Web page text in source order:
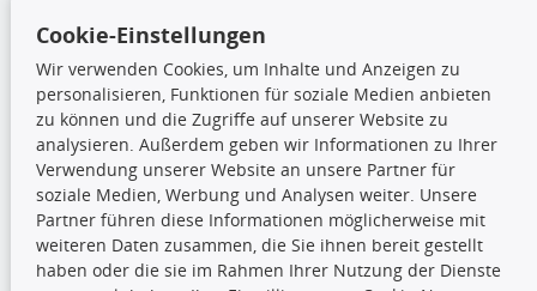
Schneeketten
TecDoc Inside
Die hier angezeigten Daten insbesondere die gesamte Datenbank dürfen
nicht kopiert werden.
Cookie-Einstellungen
Wir verwenden Cookies, um Inhalte und Anzeigen zu
personalisieren, Funktionen für soziale Medien anbieten
zu können und die Zugriffe auf unserer Website zu
analysieren. Außerdem geben wir Informationen zu Ihrer
Verwendung unserer Website an unsere Partner für
soziale Medien, Werbung und Analysen weiter. Unsere
Partner führen diese Informationen möglicherweise mit
weiteren Daten zusammen, die Sie ihnen bereit gestellt
haben oder die sie im Rahmen Ihrer Nutzung der Dienste